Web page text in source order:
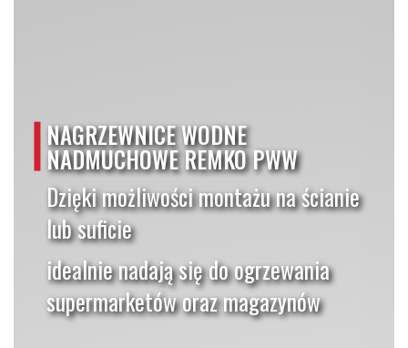
NAGRZEWNICE WODNE
NADMUCHOWE REMKO PWW
Dzięki możliwości montażu na ścianie
lub suficie
idealnie nadają się do ogrzewania
supermarketów oraz magazynów